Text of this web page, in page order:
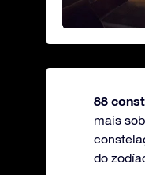
88
mais
do